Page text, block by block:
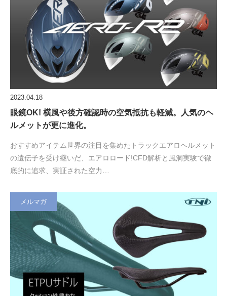
2023.04.18
眼鏡OK! 横風や後方確認時の空気抵抗も軽減。人気のヘ
ルメットが更に進化。
おすすめアイテム世界の注目を集めたトラックエアロヘルメット
の遺伝子を受け継いだ、エアロロード!CFD解析と風洞実験で徹
底的に追求、実証された空力…
メルマガ